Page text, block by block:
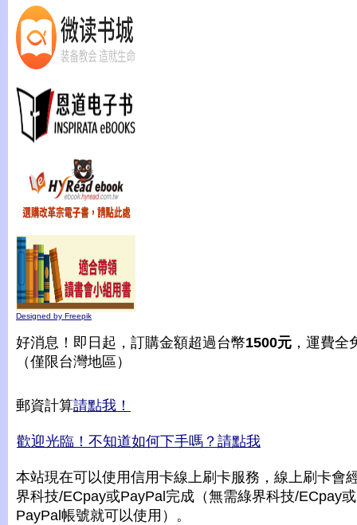
Designed by Freepik
好消息！即日起，訂購金額超過台幣1500元 ，運費全
（僅限台灣地區）
郵資計算請點我！
歡迎光臨！不知道如何下手嗎？請點我
本站現在可以使用信用卡線上刷卡服務，線上刷卡會
界科技/ECpay或PayPal完成（無需綠界科技/ECpay或
PayPal帳號就可以使用）。